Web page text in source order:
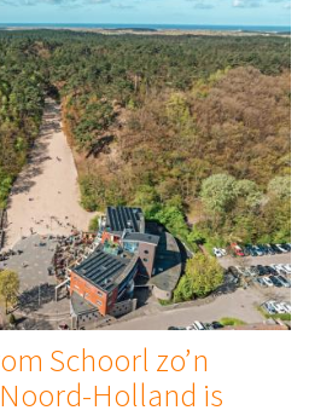
Schoorl zo’n
Holland is